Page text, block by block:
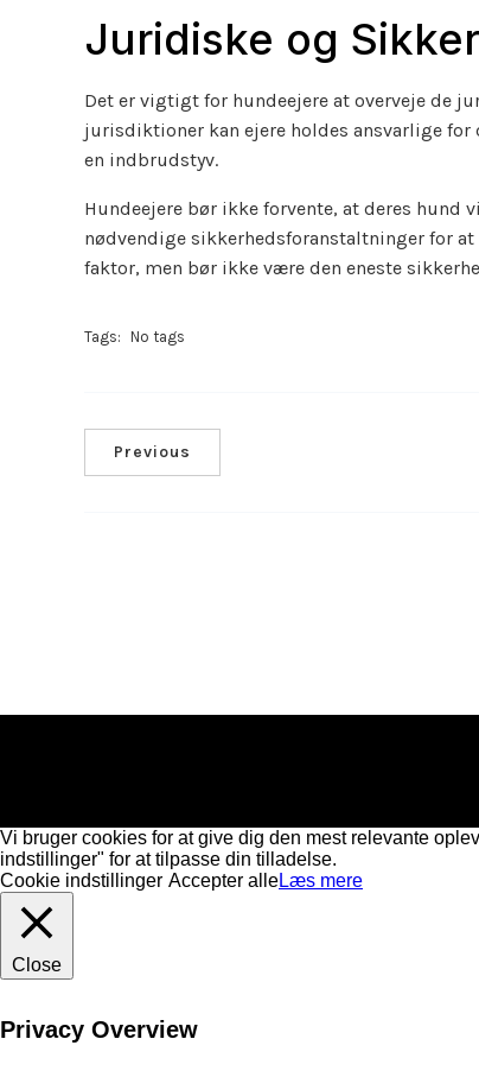
Juridiske og
Det er vigtigt for hundeejere at overveje de
jurisdiktioner kan ejere holdes ansvarlige
en indbrudstyv.
Hundeejere bør ikke forvente, at deres
nødvendige sikkerhedsforanstaltninger for
faktor, men bør ikke være den eneste
Tags: No tags
Previous
Vi bruger cookies for at give dig den mest relevante
indstillinger" for at tilpasse din tilladelse.
Cookie indstillinger Accepter alleLæs mere
Close
Privacy Overview